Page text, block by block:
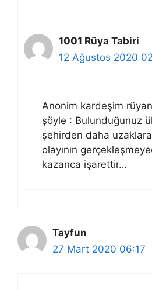
1001 Rüya Tabiri
12 Ağustos 2020
Anonim kardeşim
şöyle : Bulunduğunuz
şehirden daha uzaklara
olayının
kazanca işarettir…
Tayfun
27 Mart 2020 06:17